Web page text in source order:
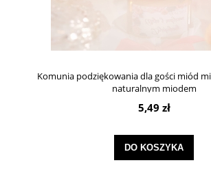
Komunia podziękowania dla gości miód
naturalnym miodem
5,49 zł
DO KOSZYKA